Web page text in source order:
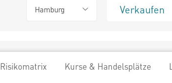
Hamburg Verkaufen
Risikomatrix Kurse & Handelsplätze